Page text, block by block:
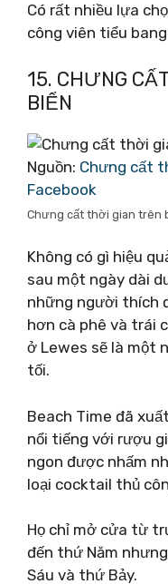
Có rất nhiều lựa
công viên tiểu
15. CHƯNG
BIỂN
Nguồn: Chưng cất
Facebook
Chưng cất thời gian trên
Không có gì hiệu
sau một ngày dài
những người thích
hơn cà phê và trái
ở Lewes sẽ là một
tối.
Beach Time đã
nổi tiếng với rượu
ngon được nhấm
loại cocktail thủ
Họ chỉ mở cửa từ
đến thứ Năm
Sáu và thứ Bảy.